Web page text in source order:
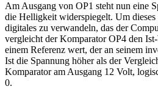
Am Ausgang von OP1 steht nun eine
die Helligkeit widerspiegelt. Um dieses
digitales zu verwandeln, das der
vergleicht der Komparator OP4 den
einem Referenz wert, der an seinem
Ist die Spannung höher als der
Komparator am Ausgang 12 Volt,
0.